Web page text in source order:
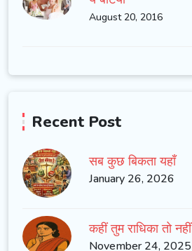
August 20, 2016
Recent Post
सब कुछ बिकता यहाँ
January 26, 2026
कहीं तुम राधिका तो नहीं
November 24, 2025